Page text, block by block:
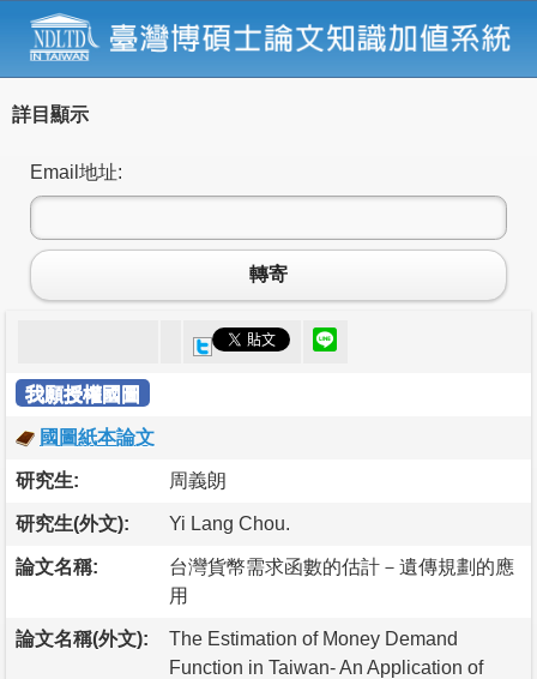
詳目顯示
Email地址:
轉寄
我願授權國圖
國圖紙本論文
研究生: 周義朗
研究生(外文): Yi Lang Chou.
論文名稱:
台灣貨幣需求函數的估計－遺傳規劃的應
用
論文名稱(外文):
The Estimation of Money Demand
Function in Taiwan- An Application of